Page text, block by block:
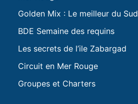
Golden Mix : Le meilleur du Sud
BDE Semaine des requins
Les secrets de l’ile Zabargad
Circuit en Mer Rouge
Groupes et Charters